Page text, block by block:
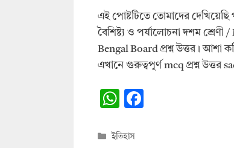
এই পোষ্টটিতে তোমাদের দেখিয়েছি
বৈশিষ্ট্য ও পর্যালোচনা দশম
Bengal Board প্রশ্ন উত্তর। আশা
এখানে গুরুত্বপূর্ণ mcq প্রশ্ন উত্তর
W
at
Categories
ইতিহাস